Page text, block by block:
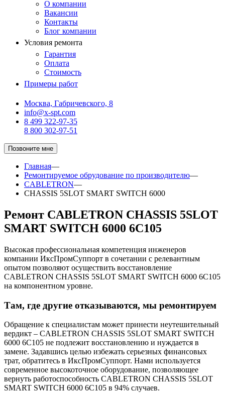
О компании
Вакансии
Контакты
Блог компании
Условия ремонта
Гарантия
Оплата
Стоимость
Примеры работ
Москва, Габричевского, 8
info@x-spt.com
8 499 322-97-35
8 800 302-97-51
Позвоните мне
Главная—
Ремонтируемое обрудование по производителю—
CABLETRON—
CHASSIS 5SLOT SMART SWITCH 6000
Ремонт CABLETRON CHASSIS 5SLOT
SMART SWITCH 6000 6C105
Высокая профессиональная компетенция инженеров
компании ИксПромСуппорт в сочетании с релевантным
опытом позволяют осуществить восстановление
CABLETRON CHASSIS 5SLOT SMART SWITCH 6000 6C105
на компонентном уровне.
Там, где другие отказываются, мы ремонтируем
Обращение к специалистам может принести неутешительный
вердикт – CABLETRON CHASSIS 5SLOT SMART SWITCH
6000 6C105 не подлежит восстановлению и нуждается в
замене. Задавшись целью избежать серьезных финансовых
трат, обратитесь в ИксПромСуппорт. Нами используется
современное высокоточное оборудование, позволяющее
вернуть работоспособность CABLETRON CHASSIS 5SLOT
SMART SWITCH 6000 6C105 в 94% случаев.